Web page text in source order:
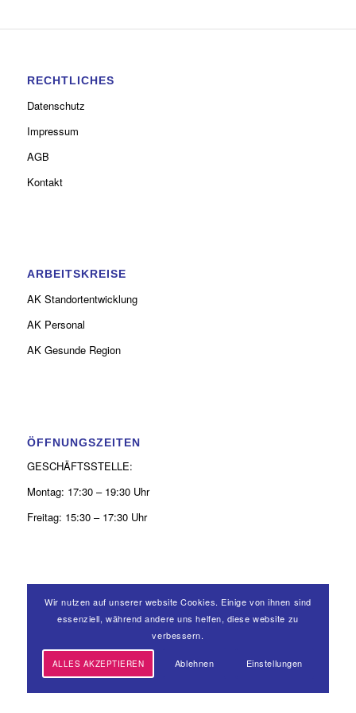
RECHTLICHES
Datenschutz
Impressum
AGB
Kontakt
ARBEITSKREISE
AK Standortentwicklung
AK Personal
AK Gesunde Region
ÖFFNUNGSZEITEN
GESCHÄFTSSTELLE:
Montag: 17:30 – 19:30 Uhr
Freitag: 15:30 – 17:30 Uhr
Wir nutzen auf unserer website Cookies. Einige von ihnen sind
essenziell, während andere uns helfen, diese website zu
verbessern.
ALLES AKZEPTIEREN Ablehnen Einstellungen